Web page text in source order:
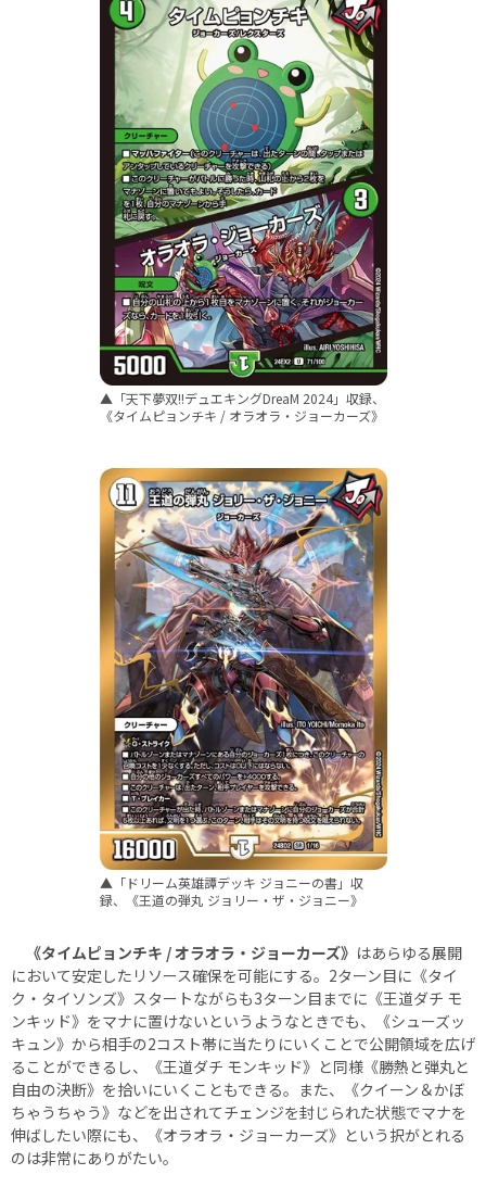
▲「天下夢双!!デュエキングDreaM 2024」収録、
《タイムピョンチキ / オラオラ・ジョーカーズ》
▲「ドリーム英雄譚デッキ ジョニーの書」収
録、《王道の弾丸 ジョリー・ザ・ジョニー》
《タイムピョンチキ / オラオラ・ジョーカーズ》 はあらゆる展開
において安定したリソース確保を可能にする。2ターン目に《タイ
ク・タイソンズ》スタートながらも3ターン目までに《王道ダチ モ
ンキッド》をマナに置けないというようなときでも、《シューズッ
キュン》から相手の2コスト帯に当たりにいくことで公開領域を広げ
ることができるし、《王道ダチ モンキッド》と同様《勝熱と弾丸と
自由の決断》を拾いにいくこともできる。また、《クイーン＆かぼ
ちゃうちゃう》などを出されてチェンジを封じられた状態でマナを
伸ばしたい際にも、《オラオラ・ジョーカーズ》という択がとれる
のは非常にありがたい。